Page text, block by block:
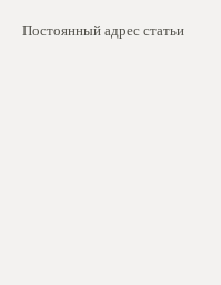
Постоянный адрес статьи